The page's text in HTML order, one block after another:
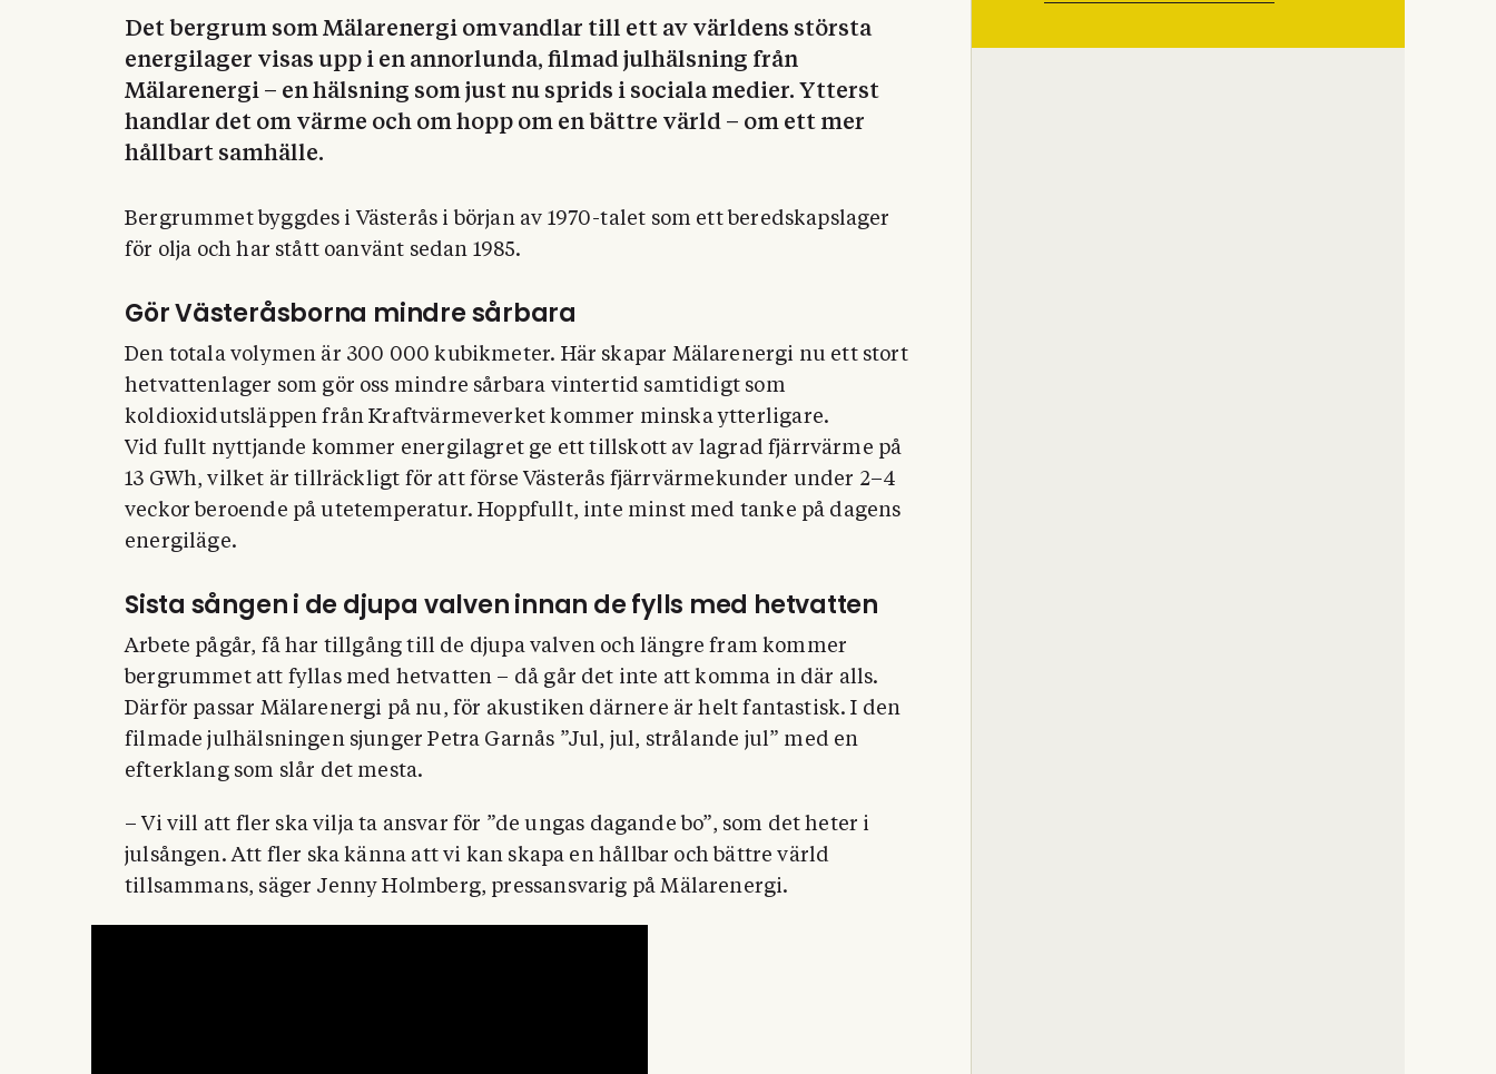
Det bergrum som Mälarenergi omvandlar till ett av världens största
energilager visas upp i en annorlunda, filmad julhälsning från
Mälarenergi – en hälsning som just nu sprids i sociala medier. Ytterst
handlar det om värme och om hopp om en bättre värld – om ett mer
hållbart samhälle.
Bergrummet byggdes i Västerås i början av 1970-talet som ett beredskapslager
för olja och har stått oanvänt sedan 1985.
Gör Västeråsborna mindre sårbara
Den totala volymen är 300 000 kubikmeter. Här skapar Mälarenergi nu ett stort
hetvattenlager som gör oss mindre sårbara vintertid samtidigt som
koldioxidutsläppen från Kraftvärmeverket kommer minska ytterligare.
Vid fullt nyttjande kommer energilagret ge ett tillskott av lagrad fjärrvärme på
13 GWh, vilket är tillräckligt för att förse Västerås fjärrvärmekunder under 2–4
veckor beroende på utetemperatur. Hoppfullt, inte minst med tanke på dagens
energiläge.
Sista sången i de djupa valven innan de fylls med hetvatten
Arbete pågår, få har tillgång till de djupa valven och längre fram kommer
bergrummet att fyllas med hetvatten – då går det inte att komma in där alls.
Därför passar Mälarenergi på nu, för akustiken därnere är helt fantastisk. I den
filmade julhälsningen sjunger Petra Garnås ”Jul, jul, strålande jul” med en
efterklang som slår det mesta.
– Vi vill att fler ska vilja ta ansvar för ”de ungas dagande bo”, som det heter i
julsången. Att fler ska känna att vi kan skapa en hållbar och bättre värld
tillsammans, säger Jenny Holmberg, pressansvarig på Mälarenergi.